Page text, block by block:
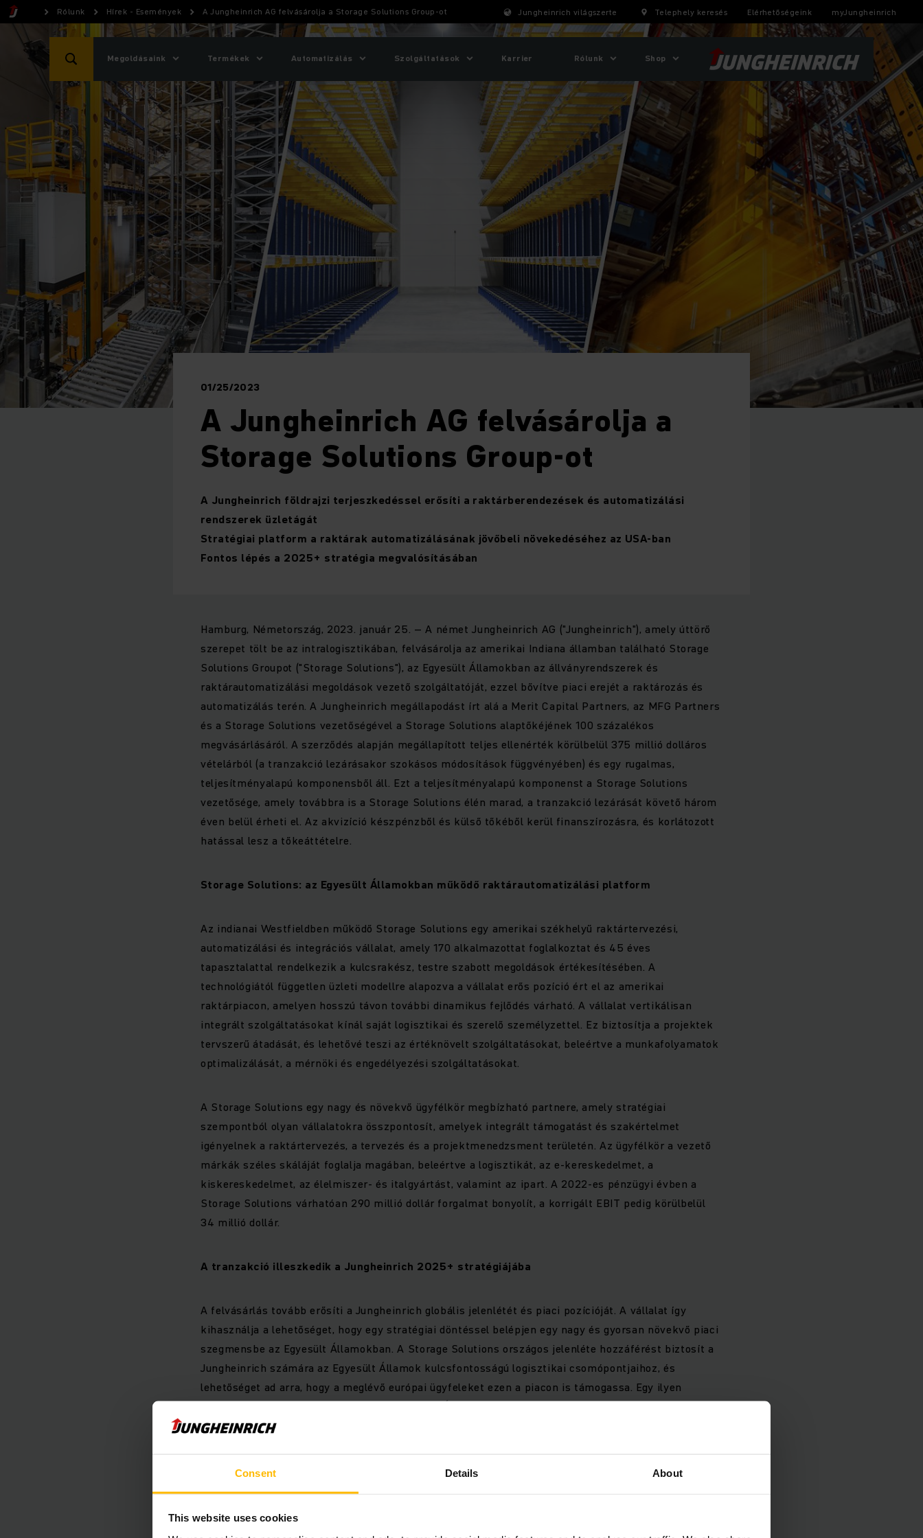
Consent Details About
This website uses cookies
Rólunk Hírek - Események A Jungheinrich AG felvásárolja a Storage Solutions Group-ot Jungheinrich világszerte Telephely keresés Elérhetőségeink myJungheinrich
Megoldásaink Termékek Automatizálás Szolgáltatások Karrier Rólunk Shop
01/25/2023
A Jungheinrich AG felvásárolja a
Storage Solutions Group-ot
A Jungheinrich földrajzi terjeszkedéssel erősíti a raktárberendezések és automatizálási
rendszerek üzletágát
Stratégiai platform a raktárak automatizálásának jövőbeli növekedéséhez az USA-ban
Fontos lépés a 2025+ stratégia megvalósításában
Hamburg, Németország, 2023. január 25. – A német Jungheinrich AG ("Jungheinrich"), amely úttörő
szerepet tölt be az intralogisztikában, felvásárolja az amerikai Indiana államban található Storage
Solutions Groupot ("Storage Solutions"), az Egyesült Államokban az állványrendszerek és
raktárautomatizálási megoldások vezető szolgáltatóját, ezzel bővítve piaci erejét a raktározás és
automatizálás terén. A Jungheinrich megállapodást írt alá a Merit Capital Partners, az MFG Partners
és a Storage Solutions vezetőségével a Storage Solutions alaptőkéjének 100 százalékos
megvásárlásáról. A szerződés alapján megállapított teljes ellenérték körülbelül 375 millió dolláros
vételárból (a tranzakció lezárásakor szokásos módosítások függvényében) és egy rugalmas,
teljesítményalapú komponensből áll. Ezt a teljesítményalapú komponenst a Storage Solutions
vezetősége, amely továbbra is a Storage Solutions élén marad, a tranzakció lezárását követő három
éven belül érheti el. Az akvizíció készpénzből és külső tőkéből kerül finanszírozásra, és korlátozott
hatással lesz a tőkeáttételre.
Storage Solutions: az Egyesült Államokban működő raktárautomatizálási platform
Az indianai Westfieldben működő Storage Solutions egy amerikai székhelyű raktártervezési,
automatizálási és integrációs vállalat, amely 170 alkalmazottat foglalkoztat és 45 éves
tapasztalattal rendelkezik a kulcsrakész, testre szabott megoldások értékesítésében. A
technológiától független üzleti modellre alapozva a vállalat erős pozíció ért el az amerikai
raktárpiacon, amelyen hosszú távon további dinamikus fejlődés várható. A vállalat vertikálisan
integrált szolgáltatásokat kínál saját logisztikai és szerelő személyzettel. Ez biztosítja a projektek
tervszerű átadását, és lehetővé teszi az értéknövelt szolgáltatásokat, beleértve a munkafolyamatok
optimalizálását, a mérnöki és engedélyezési szolgáltatásokat.
A Storage Solutions egy nagy és növekvő ügyfélkör megbízható partnere, amely stratégiai
szempontból olyan vállalatokra összpontosít, amelyek integrált támogatást és szakértelmet
igényelnek a raktártervezés, a tervezés és a projektmenedzsment területén. Az ügyfélkör a vezető
márkák széles skáláját foglalja magában, beleértve a logisztikát, az e-kereskedelmet, a
kiskereskedelmet, az élelmiszer- és italgyártást, valamint az ipart. A 2022-es pénzügyi évben a
Storage Solutions várhatóan 290 millió dollár forgalmat bonyolít, a korrigált EBIT pedig körülbelül
34 millió dollár.
A tranzakció illeszkedik a Jungheinrich 2025+ stratégiájába
A felvásárlás tovább erősíti a Jungheinrich globális jelenlétét és piaci pozícióját. A vállalat így
kihasználja a lehetőséget, hogy egy stratégiai döntéssel belépjen egy nagy és gyorsan növekvő piaci
szegmensbe az Egyesült Államokban. A Storage Solutions országos jelenléte hozzáférést biztosít a
Jungheinrich számára az Egyesült Államok kulcsfontosságú logisztikai csomópontjaihoz, és
lehetőséget ad arra, hogy a meglévő európai ügyfeleket ezen a piacon is támogassa. Egy ilyen
növekedési platform megszerzése az Egyesült Államokban középtávon lehetőséget kínál arra is,
hogy tevékenységét kiterjeszthesse a szomszédos országokra, Kanadára és Mexikóra is. Az